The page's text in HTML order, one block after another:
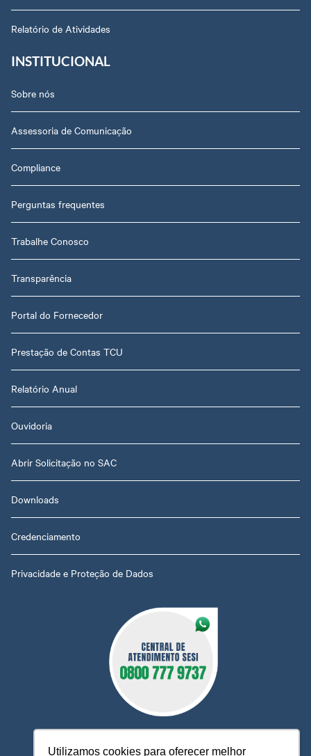
Utilizamos cookies para oferecer melhor
Relatório de Atividades
INSTITUCIONAL
Sobre nós
Assessoria de Comunicação
Compliance
Perguntas frequentes
Trabalhe Conosco
Transparência
Portal do Fornecedor
Prestação de Contas TCU
Relatório Anual
Ouvidoria
Abrir Solicitação no SAC
Downloads
Credenciamento
Privacidade e Proteção de Dados